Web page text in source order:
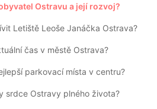
Ostravu a její rozvoj?
Letiště Leoše Janáčka Ostrava?
čas v městě Ostrava?
parkovací místa v centru?
srdce Ostravy plného života?